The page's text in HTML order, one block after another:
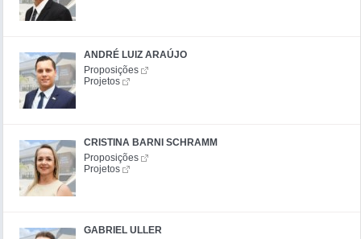
ANDRÉ LUIZ ARAÚJO
Proposições
Projetos
CRISTINA BARNI SCHRAMM
Proposições
Projetos
GABRIEL ULLER